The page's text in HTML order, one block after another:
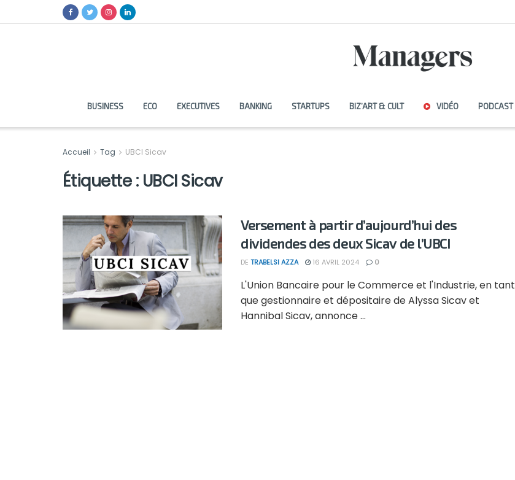
BUSINESS ECO EXECUTIVES BANKING STARTUPS BIZ’ART & CULT VIDÉO PODCAST
Accueil Tag UBCI Sicav
Étiquette : UBCI Sicav
Versement à partir d’aujourd’hui des
dividendes des deux Sicav de l’UBCI
DE TRABELSI AZZA 16 AVRIL 2024 0
L'Union Bancaire pour le Commerce et l'Industrie, en tant
que gestionnaire et dépositaire de Alyssa Sicav et
Hannibal Sicav, annonce ...